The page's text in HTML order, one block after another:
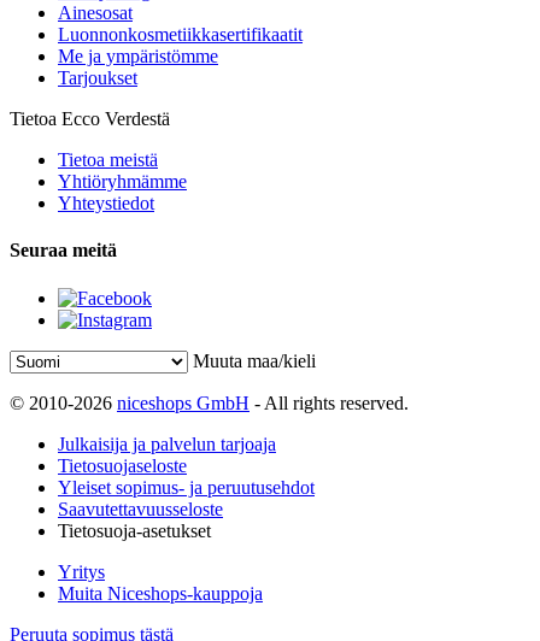
Ainesosat
Luonnonkosmetiikkasertifikaatit
Me ja ympäristömme
Tarjoukset
Tietoa Ecco Verdestä
Tietoa meistä
Yhtiöryhmämme
Yhteystiedot
Seuraa meitä
Muuta maa/kieli
© 2010-2026 niceshops GmbH - All rights reserved.
Julkaisija ja palvelun tarjoaja
Tietosuojaseloste
Yleiset sopimus- ja peruutusehdot
Saavutettavuusseloste
Tietosuoja-asetukset
Yritys
Muita Niceshops-kauppoja
Peruuta sopimus tästä